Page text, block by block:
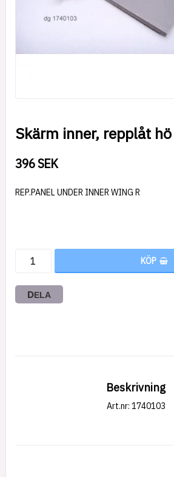
Skärm inner, repplåt hö
396 SEK
REP.PANEL UNDER INNER WING R
KÖP
DELA
Beskrivning
Art.nr: 1740103